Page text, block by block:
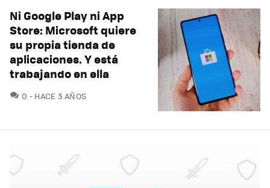
Ni Google Play ni App
Store: Microsoft quiere
su propia tienda de
aplicaciones. Y está
trabajando en ella
0 COMENTARIOS
HACE 3 AÑOS